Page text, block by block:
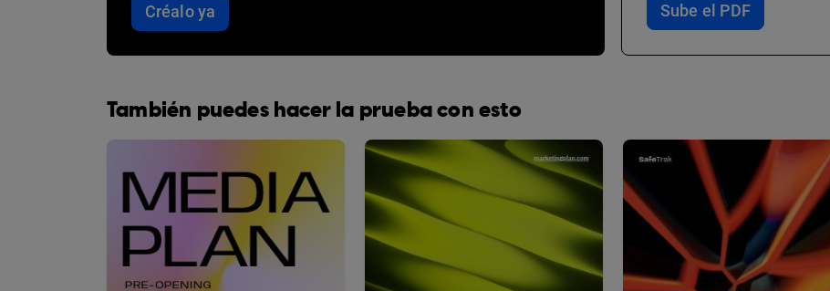
Créalo ya Sube el PDF
También puedes hacer la prueba con esto